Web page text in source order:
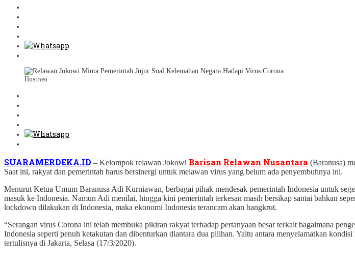
Ilustrasi
SUARAMERDEKA.ID – Kelompok relawan Jokowi Barisan Relawan Nusantara (Baranusa)
Saat ini, rakyat dan pemerintah harus bersinergi untuk melawan virus yang belum ada penyembuhnya ini.
Menurut Ketua Umum Baranusa Adi Kurniawan, berbagai pihak mendesak pemerintah Indonesia untuk
masuk ke Indonesia. Namun Adi menilai, hingga kini pemerintah terkesan masih bersikap santai bahkan
lockdown dilakukan di Indonesia, maka ekonomi Indonesia terancam akan bangkrut.
“Serangan virus Corona ini telah membuka pikiran rakyat terhadap pertanyaan besar terkait bagaimana
Indonesia seperti penuh ketakutan dan dibenturkan diantara dua pilihan. Yaitu antara menyelamatkan
tertulisnya di Jakarta, Selasa (17/3/2020).